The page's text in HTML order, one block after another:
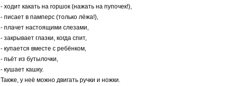
- ходит какать на горшок (нажать на пупочек!),
- писает в памперс (только лёжа!),
- плачет настоящими слезами,
- закрывает глазки, когда спит,
- купается вместе с ребёнком,
- пьёт из бутылочки,
- кушает кашку.
Также, у неё можно двигать ручки и ножки.